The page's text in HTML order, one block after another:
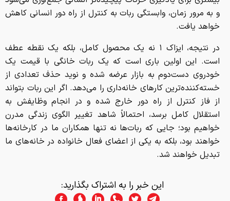
و به مرور زمان، وابستگی ربات به کنترل از راه دور انسانی کاهش
خواهد یافت.
در نتیجه، ایزاک ۱ نه یک محصول کامل، بلکه یک نقطه عطف
است. این اولین باری است که یک ربات خانگی با قیمت یک
خودروی دست‌دوم به بازار عرضه شده و نوید حذف تعدادی از
خسته‌کننده‌ترین کارهای خانه‌داری را می‌دهد. اگر این ربات بتواند
از فاز کنترل از راه دور خارج شده و در انجام وظایفش به
استقلال کامل برسد، احتمالاً شاهد تغییر الگوی زندگی مدرن
خواهیم بود؛ جایی که ربات‌ها نه تنها همکاران ما در کارخانه‌ها
خواهند بود، بلکه به یکی از اعضای فعال خانواده در خانه‌های ما
تبدیل خواهند شد.
این خبر را به اشتراک بگذارید: